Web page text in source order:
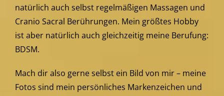
natürlich auch selbst regelmäßigen Massagen und
Cranio Sacral Berührungen. Mein größtes Hobby
ist aber natürlich auch gleichzeitig meine Berufung:
BDSM.
Mach dir also gerne selbst ein Bild von mir – meine
Fotos sind mein persönliches Markenzeichen und